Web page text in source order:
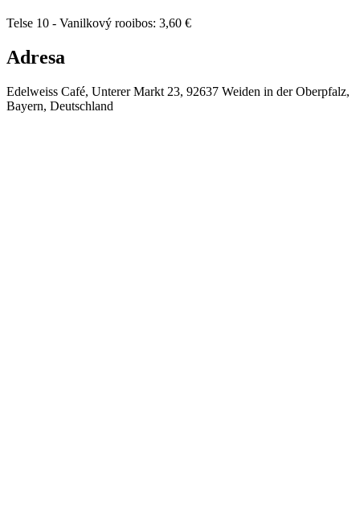
Telse 10 - Vanilkový rooibos: 3,60 €
Adresa
Edelweiss Café, Unterer Markt 23, 92637 Weiden in der Oberpfalz,
Bayern, Deutschland